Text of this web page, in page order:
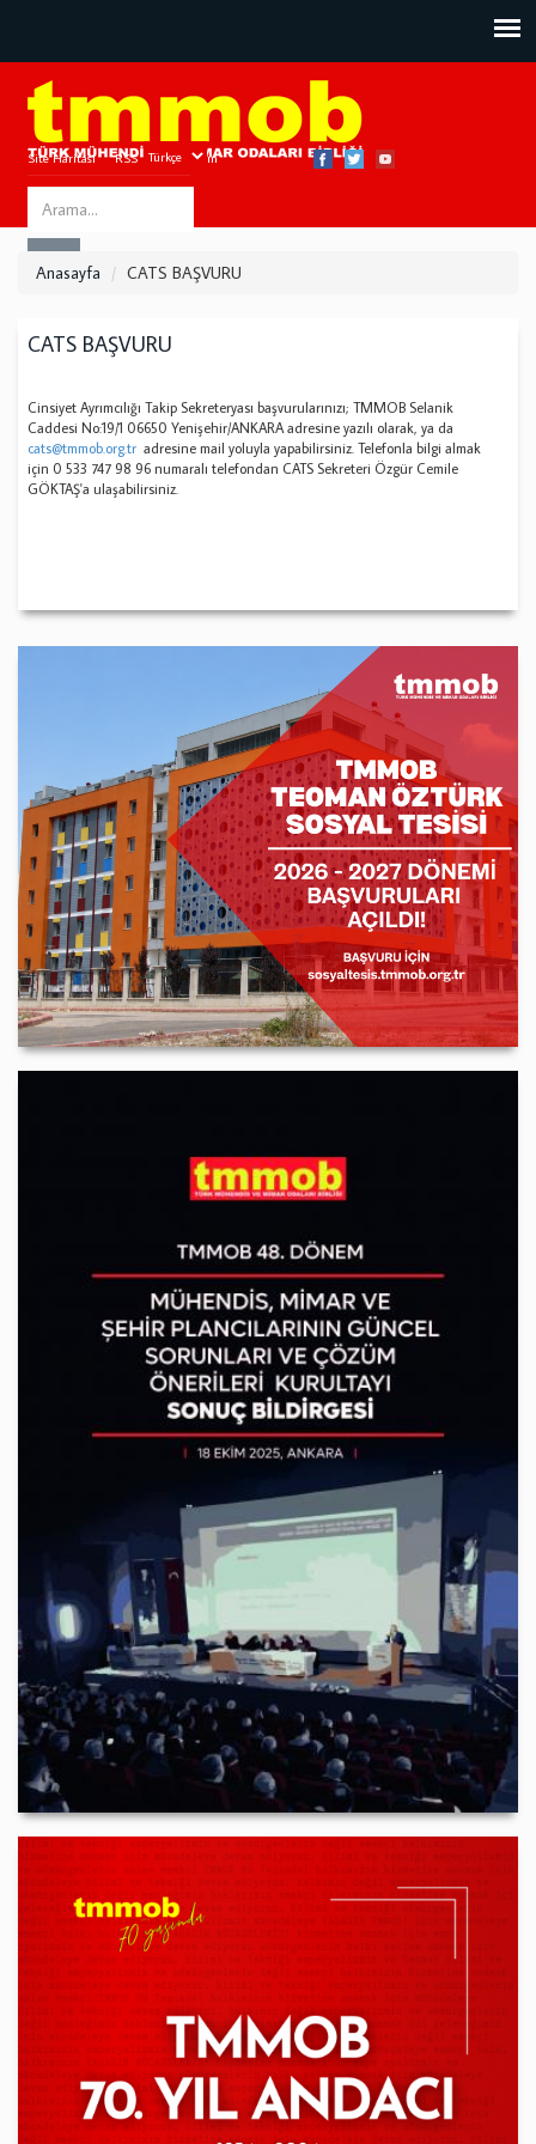
Site Haritası RSS Bize Ulaşın
Search
this
Anasayfa CATS BAŞVURU
CATS BAŞVURU
Cinsiyet Ayrımcılığı Takip Sekreteryası başvurularınızı; TMMOB Selanik
Caddesi No:19/1 06650 Yenişehir/ANKARA adresine yazılı olarak, ya da
cats@tmmob.org.tr adresine mail yoluyla yapabilirsiniz. Telefonla bilgi almak
için 0 533 747 98 96 numaralı telefondan CATS Sekreteri Özgür Cemile
GÖKTAŞ'a ulaşabilirsiniz.